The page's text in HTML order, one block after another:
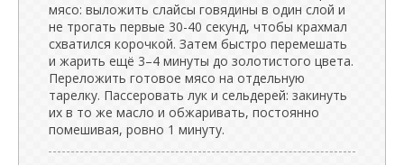
мясо: выложить слайсы говядины в один слой и
не трогать первые 30-40 секунд, чтобы крахмал
схватился корочкой. Затем быстро перемешать
и жарить ещё 3–4 минуты до золотистого цвета.
Переложить готовое мясо на отдельную
тарелку. Пассеровать лук и сельдерей: закинуть
их в то же масло и обжаривать, постоянно
помешивая, ровно 1 минуту.